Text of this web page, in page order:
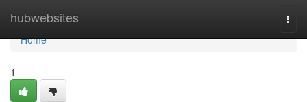
hubwebsites
Home
Home
1